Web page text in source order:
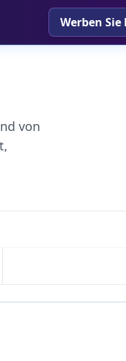
Werben Sie
von